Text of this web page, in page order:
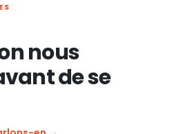
nous
de se